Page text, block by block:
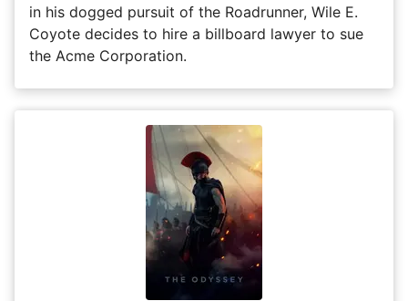
in his dogged pursuit of the Roadrunner, Wile E.
Coyote decides to hire a billboard lawyer to sue
the Acme Corporation.